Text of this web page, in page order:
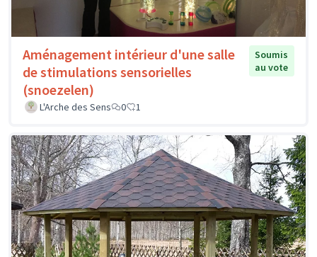
Aménagement intérieur d'une salle
de stimulations sensorielles
(snoezelen)
Soumis
au vote
L'Arche des Sens 0 1